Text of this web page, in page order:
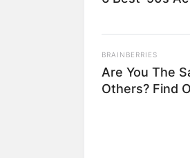
BRAINBERRIES
Are You The
Others? Find